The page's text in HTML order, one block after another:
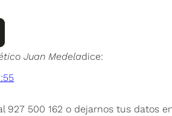
Juan Medeladice:
927 500 162 o dejarnos tus datos